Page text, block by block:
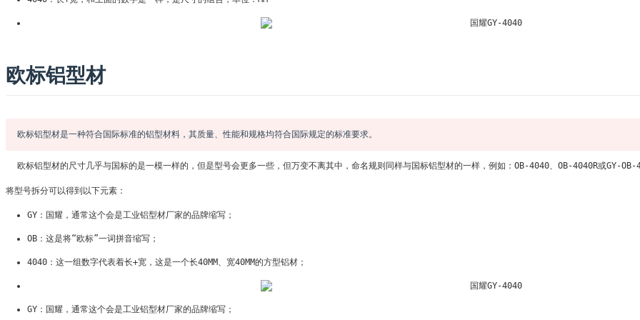
欧标铝型材
欧标铝型材是一种符合国际标准的铝型材料，其质量、性能和规格均符合国际规定的标准要求。
欧标铝型材的尺寸几乎与国标的是一模一样的，但是型号会更多一些，但万变不离其中，命名规则同样与国标铝型材的一样，例如：OB-4040、OB-4040R或GY-
将型号拆分可以得到以下元素：
GY：国耀，通常这个会是工业铝型材厂家的品牌缩写；
OB：这是将“欧标”一词拼音缩写；
4040：这一组数字代表着长+宽，这是一个长40MM、宽40MM的方型铝材；
GY：国耀，通常这个会是工业铝型材厂家的品牌缩写；